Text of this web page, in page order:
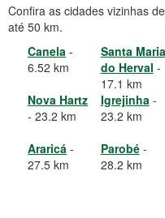
Confira as cidades vizinhas
até 50 km.
Canela -
6.52 km
Santa Maria
do Herval -
17.1 km
Nova Hartz
- 23.2 km
Igrejinha-
23.2 km
Araricá -
27.5 km
Parobé-
28.2 km